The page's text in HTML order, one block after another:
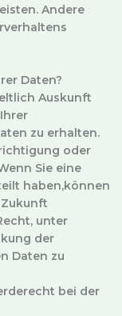
Andere
Daten?
Auskunft
zu erhalten.
oder
Sie eine
haben,können
unter
der
Daten zu
bei der